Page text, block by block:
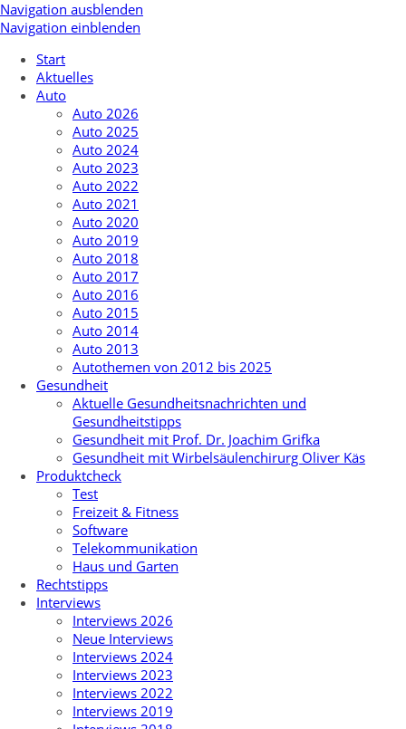
Navigation ausblenden
Navigation einblenden
Start
Aktuelles
Auto
Auto 2026
Auto 2025
Auto 2024
Auto 2023
Auto 2022
Auto 2021
Auto 2020
Auto 2019
Auto 2018
Auto 2017
Auto 2016
Auto 2015
Auto 2014
Auto 2013
Autothemen von 2012 bis 2025
Gesundheit
Aktuelle Gesundheitsnachrichten und
Gesundheitstipps
Gesundheit mit Prof. Dr. Joachim Grifka
Gesundheit mit Wirbelsäulenchirurg Oliver Käs
Produktcheck
Test
Freizeit & Fitness
Software
Telekommunikation
Haus und Garten
Rechtstipps
Interviews
Interviews 2026
Neue Interviews
Interviews 2024
Interviews 2023
Interviews 2022
Interviews 2019